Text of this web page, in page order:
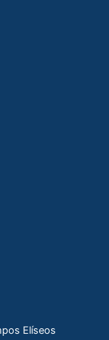
Elíseos